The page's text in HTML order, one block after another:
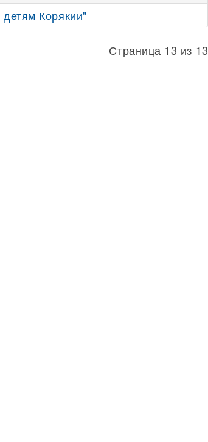
Корякии"
Страница 13 из 13